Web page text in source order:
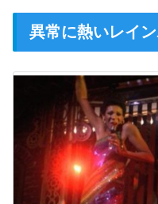
異常に熱いレイ